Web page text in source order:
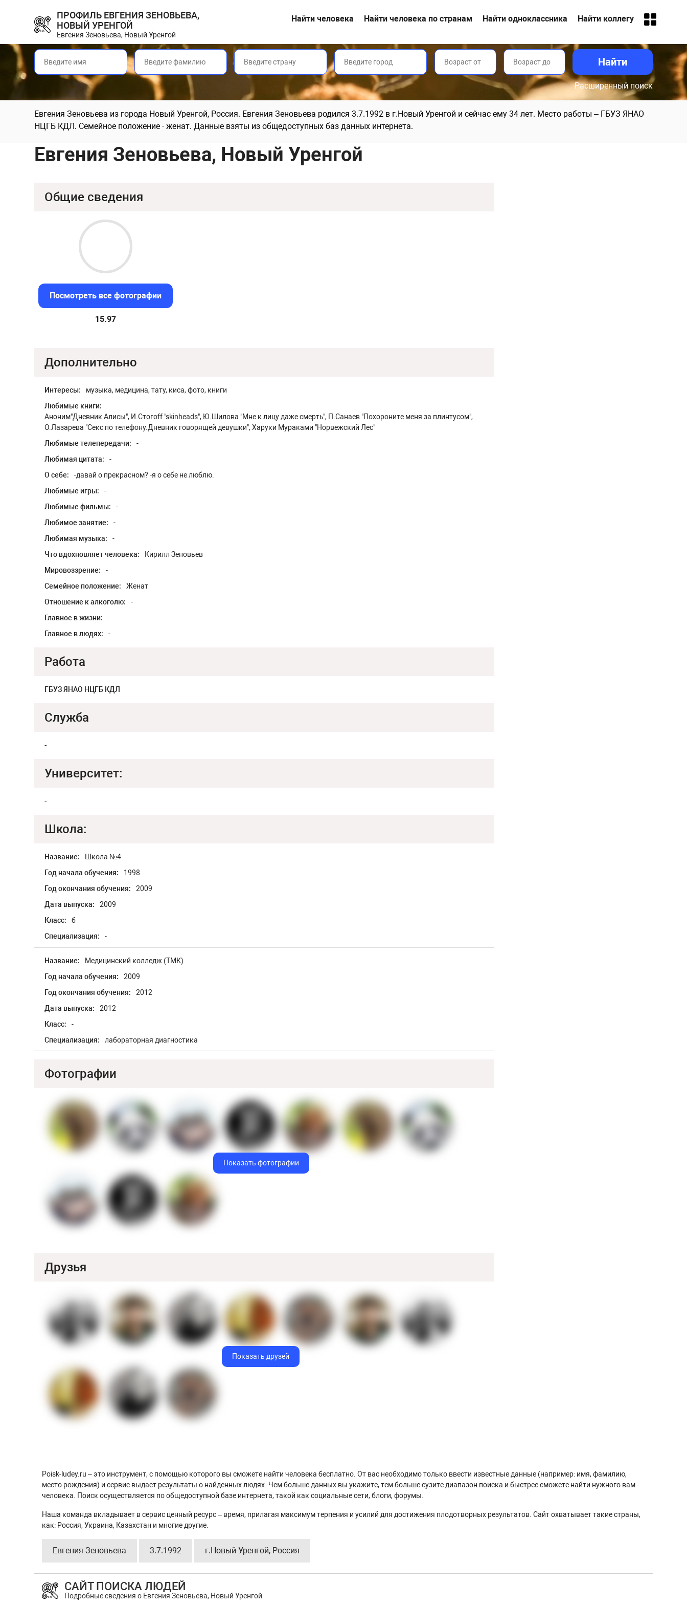
ПРОФИЛЬ ЕВГЕНИЯ ЗЕНОВЬЕВА,
НОВЫЙ УРЕНГОЙ
Евгения Зеновьева, Новый Уренгой
Найти человека Найти человека по странам Найти одноклассника Найти коллегу
Расширенный поиск
Евгения Зеновьева из города Новый Уренгой, Россия. Евгения Зеновьева родился 3.7.1992 в г.Новый Уренгой и сейчас ему 34 лет. Место работы – ГБУЗ ЯНАО
НЦГБ КДЛ. Семейное положение - женат. Данные взяты из общедоступных баз данных интернета.
Евгения Зеновьева, Новый Уренгой
Общие сведения
Посмотреть все фотографии
15.2
Дополнительно
Интересы:
музыка, медицина, тату, киса, фото, книги
Любимые книги:
Аноним"Дневник Алисы", И.Стогоff "skinheads", Ю.Шилова "Мне к лицу даже смерть", П.Санаев "Похороните меня за плинтусом",
О.Лазарева "Секс по телефону.Дневник говорящей девушки", Харуки Мураками "Норвежский Лес"
Любимые телепередачи:
-
Любимая цитата:
-
О себе:
-давай о прекрасном? -я о себе не люблю.
Любимые игры:
-
Любимые фильмы:
-
Любимое занятие:
-
Любимая музыка:
-
Что вдохновляет человека:
Кирилл Зеновьев
Мировоззрение:
-
Семейное положение:
Женат
Отношение к алкоголю:
-
Главное в жизни:
-
Главное в людях:
-
Работа
ГБУЗ ЯНАО НЦГБ КДЛ
Служба
-
Университет:
-
Школа:
Название:
Школа №4
Год начала обучения:
1998
Год окончания обучения:
2009
Дата выпуска:
2009
Класс:
б
Специализация:
-
Название:
Медицинский колледж (ТМК)
Год начала обучения:
2009
Год окончания обучения:
2012
Дата выпуска:
2012
Класс:
-
Специализация:
лабораторная диагностика
Фотографии
Показать фотографии
Друзья
Показать друзей
Poisk-ludey.ru – это инструмент, с помощью которого вы сможете найти человека бесплатно. От вас необходимо только ввести известные данные (например: имя, фамилию,
место рождения) и сервис выдаст результаты о найденных людях. Чем больше данных вы укажите, тем больше сузите диапазон поиска и быстрее сможете найти нужного вам
человека. Поиск осуществляется по общедоступной базе интернета, такой как социальные сети, блоги, форумы.
Наша команда вкладывает в сервис ценный ресурс – время, прилагая максимум терпения и усилий для достижения плодотворных результатов. Сайт охватывает такие страны,
как: Россия, Украина, Казахстан и многие другие.
Евгения Зеновьева 3.7.1992 г.Новый Уренгой, Россия
САЙТ ПОИСКА ЛЮДЕЙ
Подробные сведения о Евгения Зеновьева, Новый Уренгой